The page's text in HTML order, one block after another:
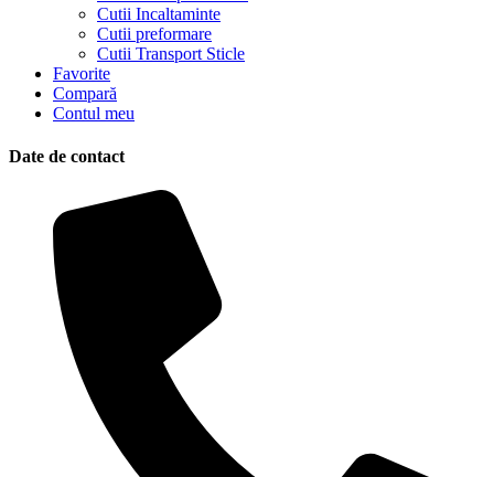
Cutii Incaltaminte
Cutii preformare
Cutii Transport Sticle
Favorite
Compară
Contul meu
Date de contact